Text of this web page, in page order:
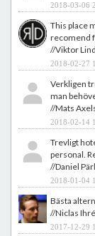
2018-03-06
This place
recomend
//Viktor
2018-02-27
Verkligen
man
//Mats
2018-02-14
Trevligt
personal.
//Daniel
2018-01-04
Bästa
//Niclas
2017-12-29